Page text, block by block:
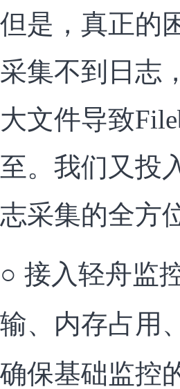
但是，真正的
采集不到日志
大文件导致
至。我们又投
志采集的全方
○ 接入轻舟监
输、内存占用
确保基础监控